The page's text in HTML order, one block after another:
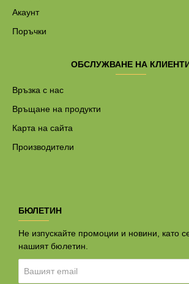
Акаунт
Поръчки
ОБСЛУЖВАНЕ НА
Връзка с нас
Връщане на продукти
Карта на сайта
Производители
БЮЛЕТИН
Не изпускайте промоции и новини, като
нашият бюлетин.
email